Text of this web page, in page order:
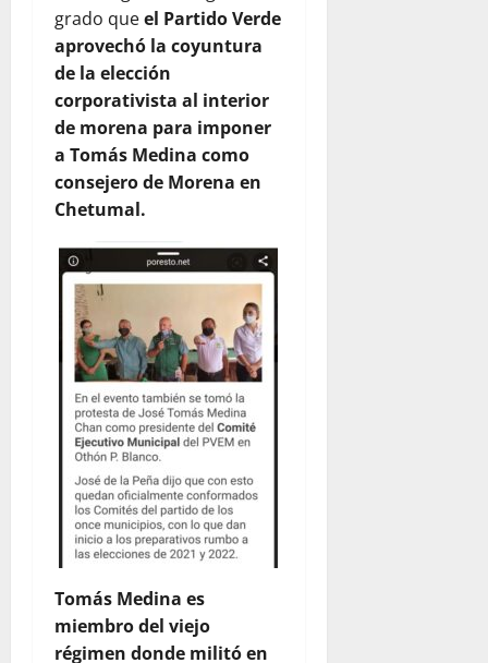
grado queel Partido Verde
aprovechó la coyuntura
de la elección
corporativista al interior
de morena para imponer
a Tomás Medina como
consejero de Morena en
Chetumal.
Tomás Medina es
miembro del viejo
régimen donde militó en